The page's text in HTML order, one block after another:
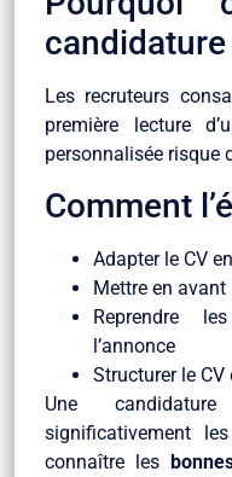
Les recruteurs
première lecture
personnalisée risque
Comment
Adapter le CV
Mettre en avant
Reprendre
l’annonce
Structurer le
Une candidature
significativement
connaître les